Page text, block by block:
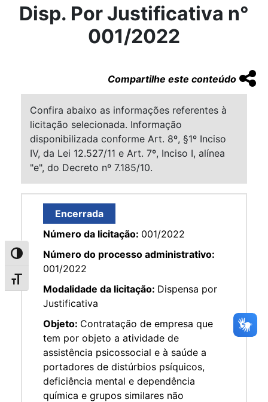
Alternar alto contraste
Alternar tamanho da fonte
Disp. Por Justificativa n°
001/2022
Compartilhe este conteúdo
Confira abaixo as informações referentes à
licitação selecionada. Informação
disponibilizada conforme Art. 8º, §1º Inciso
IV, da Lei 12.527/11 e Art. 7º, Inciso I, alínea
"e", do Decreto nº 7.185/10.
Encerrada
Número da licitação: 001/2022
Número do processo administrativo:
001/2022
Modalidade da licitação: Dispensa por
Justificativa
Objeto: Contratação de empresa que
tem por objeto a atividade de
assistência psicossocial e à saúde a
portadores de distúrbios psíquicos,
deficiência mental e dependência
química e grupos similares não